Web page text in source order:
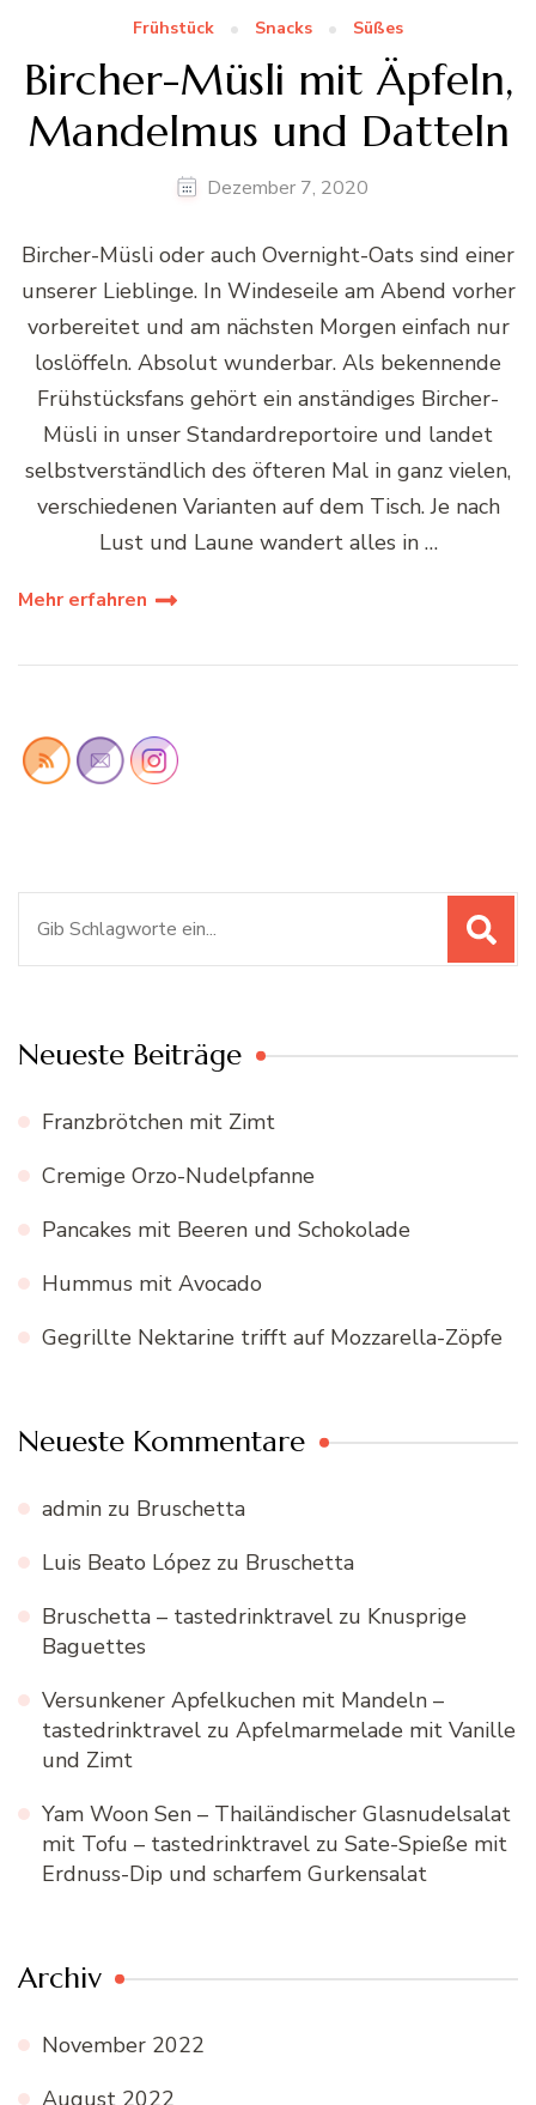
Frühstück Snacks Süßes
Bircher-Müsli mit Äpfeln,
Mandelmus und Datteln
Dezember 7, 2020
Bircher-Müsli oder auch Overnight-Oats sind einer
unserer Lieblinge. In Windeseile am Abend vorher
vorbereitet und am nächsten Morgen einfach nur
loslöffeln. Absolut wunderbar. Als bekennende
Frühstücksfans gehört ein anständiges Bircher-
Müsli in unser Standardreportoire und landet
selbstverständlich des öfteren Mal in ganz vielen,
verschiedenen Varianten auf dem Tisch. Je nach
Lust und Laune wandert alles in …
Mehr erfahren
Neueste Beiträge
Franzbrötchen mit Zimt
Cremige Orzo-Nudelpfanne
Pancakes mit Beeren und Schokolade
Hummus mit Avocado
Gegrillte Nektarine trifft auf Mozzarella-Zöpfe
Neueste Kommentare
admin zu Bruschetta
Luis Beato López zu Bruschetta
Bruschetta – tastedrinktravel zu Knusprige
Baguettes
Versunkener Apfelkuchen mit Mandeln –
tastedrinktravel zu Apfelmarmelade mit Vanille
und Zimt
Yam Woon Sen – Thailändischer Glasnudelsalat
mit Tofu – tastedrinktravel zu Sate-Spieße mit
Erdnuss-Dip und scharfem Gurkensalat
Archiv
November 2022
August 2022